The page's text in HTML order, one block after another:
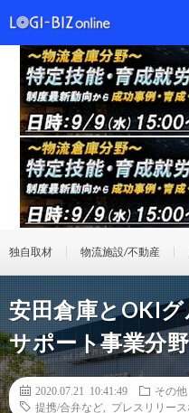
独自取材 物流施設/不動産
安田倉庫とOKI
サポート事業分
2020.07.21 10:41:49
その他
提携/合弁など
プレスリリー